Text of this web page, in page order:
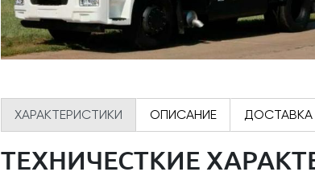
ХАРАКТЕРИСТИКИ ОПИСАНИЕ ДОСТАВКА
ТЕХНИЧЕСТКИЕ